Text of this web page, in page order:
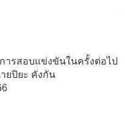
ารสอบแข่งขัน​ในครั้งต่อไป​
ยปิยะ​ คังกัน